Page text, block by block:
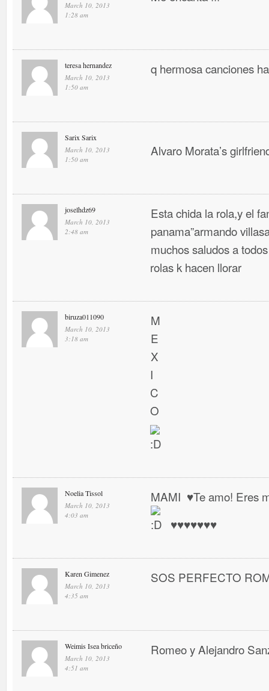
March 10, 2013
1:28 am
teresa hernandez
March 10, 2013
1:50 am
q hermosa canciones
Sarix Sarix
March 10, 2013
1:50 am
Alvaro Morata’s
joselhdz69
March 10, 2013
2:48 am
Esta chida la rola,y el
panama”armando
muchos saludos a
rolas k hacen llorar
biruza011090
March 10, 2013
3:18 am
M
E
X
I
C
O
Noelia Tissol
March 10, 2013
4:03 am
MAMI ♥ Te amo! Eres
♥ ♥ ♥ ♥ ♥ ♥ ♥
Karen Gimenez
March 10, 2013
4:35 am
SOS PERFECTO
Weimis Isea briceño
March 10, 2013
4:51 am
Romeo y Alejandro